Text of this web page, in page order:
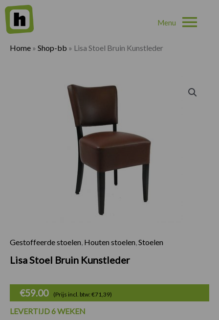
Home » Shop-bb » Lisa Stoel Bruin Kunstleder
Gestoffeerde stoelen Houten stoelen Stoelen
Lisa Stoel Bruin Kunstleder
€59.00 (Prijs incl. btw: €71,39)
LEVERTIJD 6 WEKEN